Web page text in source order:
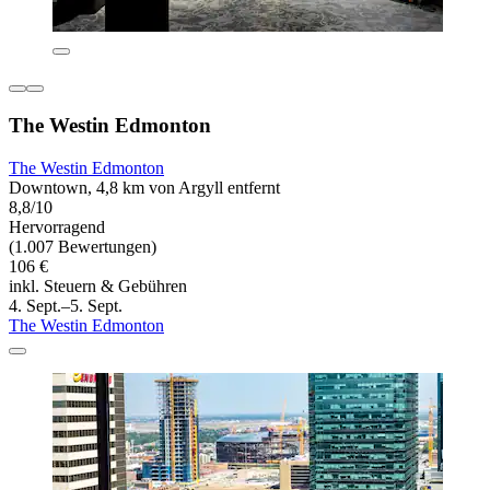
The Westin Edmonton
The Westin Edmonton
Downtown, 4,8 km von Argyll entfernt
8,8/10
Hervorragend
(1.007 Bewertungen)
106 €
inkl. Steuern & Gebühren
4. Sept.–5. Sept.
The Westin Edmonton